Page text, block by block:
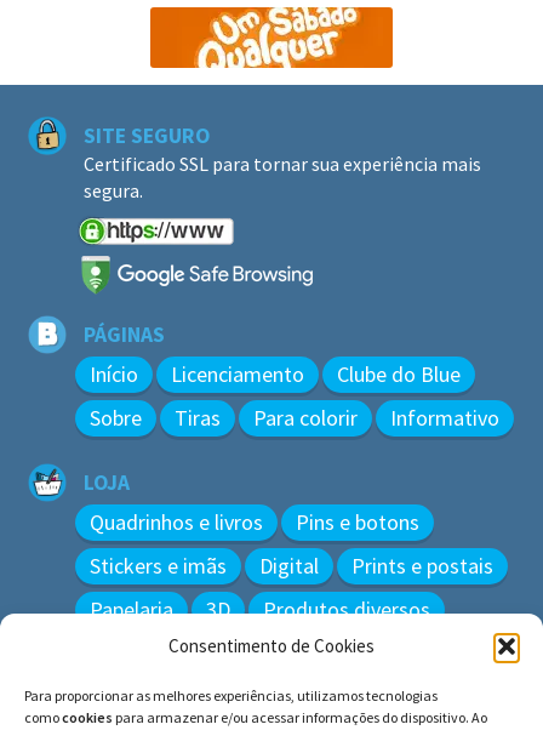
Consentimento de Cookies
Para proporcionar as melhores experiências, utilizamos tecnologias
comocookies para armazenar e/ou acessar informações do dispositivo. Ao
SITE SEGURO
Certificado SSL para tornar sua experiência mais
segura.
PÁGINAS
Início Licenciamento
Clube do Blue
Sobre
Tiras Para colorir Informativo
LOJA
Quadrinhos e livros
Pins e botons
Stickers e imãs
Digital
Prints e postais
Papelaria
3D Produtos diversos
Pesquisar